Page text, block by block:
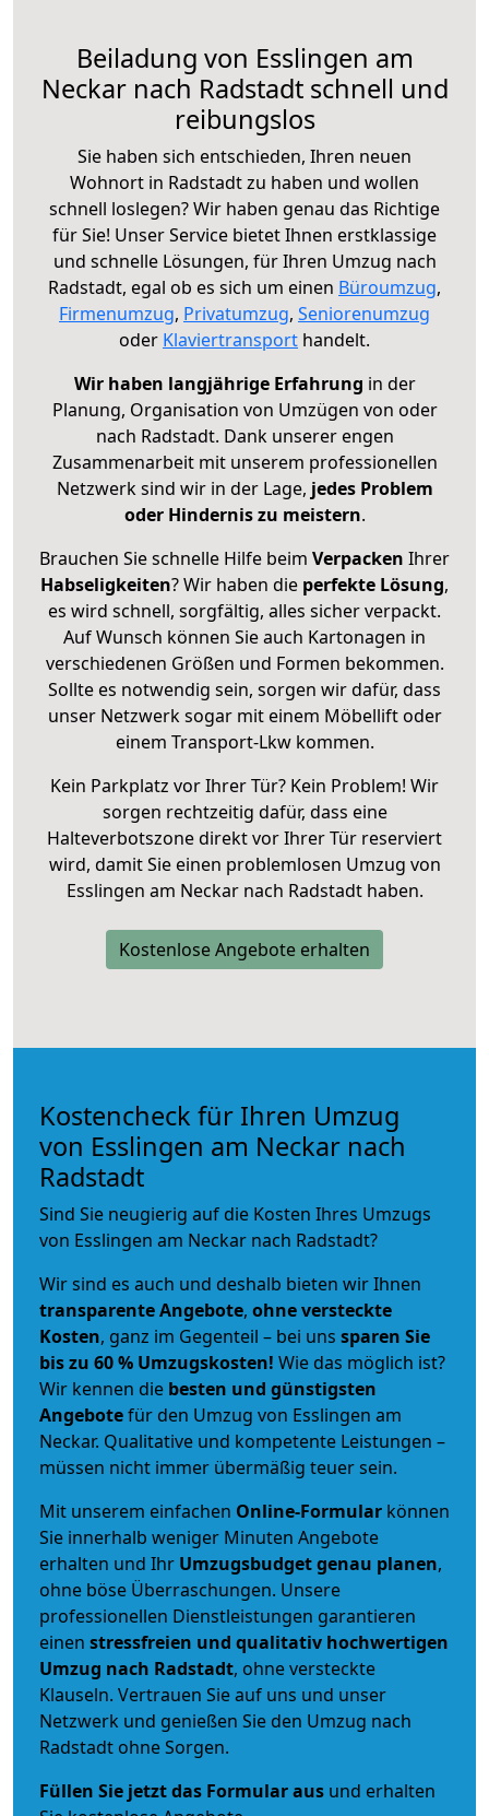
Beiladung von Esslingen am
Neckar nach Radstadt schnell und
reibungslos
Sie haben sich entschieden, Ihren neuen
Wohnort in Radstadt zu haben und wollen
schnell loslegen? Wir haben genau das Richtige
für Sie! Unser Service bietet Ihnen erstklassige
und schnelle Lösungen, für Ihren Umzug nach
Radstadt, egal ob es sich um einen Büroumzug,
Firmenumzug, Privatumzug, Seniorenumzug
oder Klaviertransport handelt.
Wir haben langjährige Erfahrung in der
Planung, Organisation von Umzügen von oder
nach Radstadt. Dank unserer engen
Zusammenarbeit mit unserem professionellen
Netzwerk sind wir in der Lage, jedes Problem
oder Hindernis zu meistern.
Brauchen Sie schnelle Hilfe beim Verpacken Ihrer
Habseligkeiten? Wir haben die perfekte Lösung,
es wird schnell, sorgfältig, alles sicher verpackt.
Auf Wunsch können Sie auch Kartonagen in
verschiedenen Größen und Formen bekommen.
Sollte es notwendig sein, sorgen wir dafür, dass
unser Netzwerk sogar mit einem Möbellift oder
einem Transport-Lkw kommen.
Kein Parkplatz vor Ihrer Tür? Kein Problem! Wir
sorgen rechtzeitig dafür, dass eine
Halteverbotszone direkt vor Ihrer Tür reserviert
wird, damit Sie einen problemlosen Umzug von
Esslingen am Neckar nach Radstadt haben.
Kostenlose Angebote erhalten
Kostencheck für Ihren Umzug
von Esslingen am Neckar nach
Radstadt
Sind Sie neugierig auf die Kosten Ihres Umzugs
von Esslingen am Neckar nach Radstadt?
Wir sind es auch und deshalb bieten wir Ihnen
transparente Angebote, ohne versteckte
Kosten, ganz im Gegenteil – bei uns sparen Sie
bis zu 60 % Umzugskosten! Wie das möglich ist?
Wir kennen die besten und günstigsten
Angebotefür den Umzug von Esslingen am
Neckar. Qualitative und kompetente Leistungen –
müssen nicht immer übermäßig teuer sein.
Mit unserem einfachen Online-Formular können
Sie innerhalb weniger Minuten Angebote
erhalten und Ihr Umzugsbudgetgenau planen,
ohne böse Überraschungen. Unsere
professionellen Dienstleistungen garantieren
einen stressfreien und qualitativ hochwertigen
Umzug nach Radstadt, ohne versteckte
Klauseln. Vertrauen Sie auf uns und unser
Netzwerk und genießen Sie den Umzug nach
Radstadt ohne Sorgen.
Füllen Sie jetzt das Formular aus und erhalten